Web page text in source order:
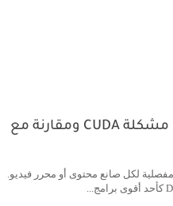
قبل ما تنزل DaVinci Resolve.. مشكلة CUDA ومقارنة مع
لكل صانع محتوى أو محرر فيديو.